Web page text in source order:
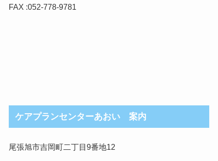
FAX :052-778-9781
ケアプランセンターあおい 案内
尾張旭市吉岡町二丁目9番地12